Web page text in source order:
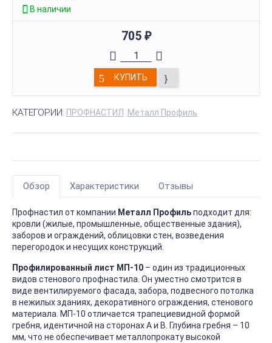
В наличии
705 ₽
КУПИТЬ
КАТЕГОРИИ: ПРОФНАСТИЛ Металл Профиль
Обзор Характеристики Отзывы
Профнастил от компании Металл Профильподходит для:
кровли (жилые, промышленные, общественные здания),
заборов и ограждений, облицовки стен, возведения
перегородок и несущих конструкций.
Профилированный лист МП-10 – один из традиционных
видов стенового профнастила. Он уместно смотрится в
виде вентилируемого фасада, забора, подвесного потолка
в нежилых зданиях, декоративного ограждения, стенового
материала. МП-10 отличается трапециевидной формой
гребня, идентичной на сторонах А и В. Глубина гребня – 10
мм, что не обеспечивает металлопрокату высокой